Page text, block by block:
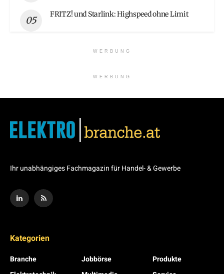
FRITZ! und Starlink: Highspeed ohne Limit
WERBUNG
WERBUNG
Ihr unabhängiges Fachmagazin für Handel- & Gewerbe
Kategorien
Branche
Jobbörse
Produkte